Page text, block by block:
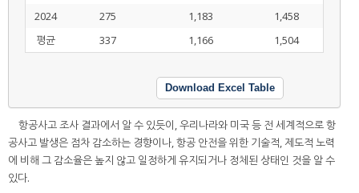
2024
275 1,183
1,458
평균
337 1,166 1,504
Download Excel Table
항공사고 조사 결과에서 알 수 있듯이, 우리나라와 미국 등 전 세계적으로 항
공사고 발생은 점차 감소하는 경향이나, 항공 안전을 위한 기술적, 제도적 노력
에 비해 그 감소율은 높지 않고 일정하게 유지되거나 정체된 상태인 것을 알 수
있다.